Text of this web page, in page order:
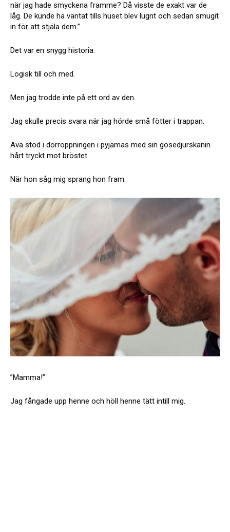
när jag hade smyckena framme? Då visste de exakt var de
låg. De kunde ha väntat tills huset blev lugnt och sedan smugit
in för att stjäla dem.”
Det var en snygg historia.
Logisk till och med.
Men jag trodde inte på ett ord av den.
Jag skulle precis svara när jag hörde små fötter i trappan.
Ava stod i dörröppningen i pyjamas med sin gosedjurskanin
hårt tryckt mot bröstet.
När hon såg mig sprang hon fram.
”Mamma!”
Jag fångade upp henne och höll henne tätt intill mig.